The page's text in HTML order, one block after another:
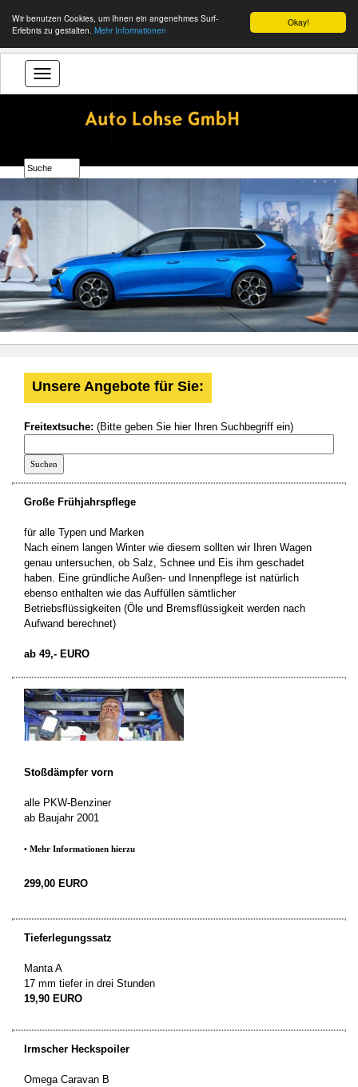
Okay!
Wir benutzen Cookies, um Ihnen ein angenehmes Surf-
Erlebnis zu gestalten. Mehr Informationen
Unsere Angebote für Sie:
Freitextsuche: (Bitte geben Sie hier Ihren Suchbegriff ein)
Große Frühjahrspflege
für alle Typen und Marken
Nach einem langen Winter wie diesem sollten wir Ihren Wagen
genau untersuchen, ob Salz, Schnee und Eis ihm geschadet
haben. Eine gründliche Außen- und Innenpflege ist natürlich
ebenso enthalten wie das Auffüllen sämtlicher
Betriebsflüssigkeiten (Öle und Bremsflüssigkeit werden nach
Aufwand berechnet)
ab 49,- EURO
Stoßdämpfer vorn
alle PKW-Benziner
ab Baujahr 2001
• Mehr Informationen hierzu
299,00 EURO
Tieferlegungssatz
Manta A
17 mm tiefer in drei Stunden
19,90 EURO
Irmscher Heckspoiler
Omega Caravan B